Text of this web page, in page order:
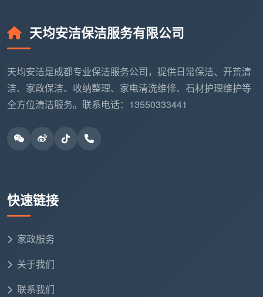
费上门返工，白纸黑字写在服务合同里。售后保障是有
成本的，这个成本会被算进报价里，但它让你没有后顾
之忧。那些报价低到离谱的公司，恰恰是把售后成本完
全剔除掉了——因为你根本找不到他们。
六、弄懂了差异原因，你就知道怎么选了
“开荒保洁价格差异原因”说到底，就是五个字：
的坑，也是一个被压下来的成本。
按建筑面积一口价全包，12项精保洁逐项列在确认单
上，进口中性清洁剂和自有团队写进合同，72小时售后
数字，但它是你不需要承担任何隐形风险的那个数字。
天均安洁保洁服务有限公司
天均安洁是成都专业保洁服务公司，提供日常保洁、开荒清
洁、家政保洁、收纳整理、家电清洗维修、石材护理维护等
全方位清洁服务。联系电话：13550333441
快速链接
家政服务
关于我们
联系我们